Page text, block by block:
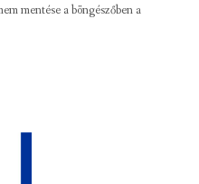
mentése a böngészőben a